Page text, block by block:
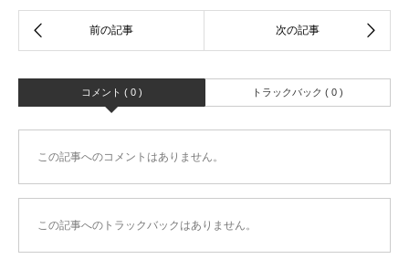
コメント ( 0 ) トラックバック ( 0 )
この記事へのコメントはありません。
この記事へのトラックバックはありません。